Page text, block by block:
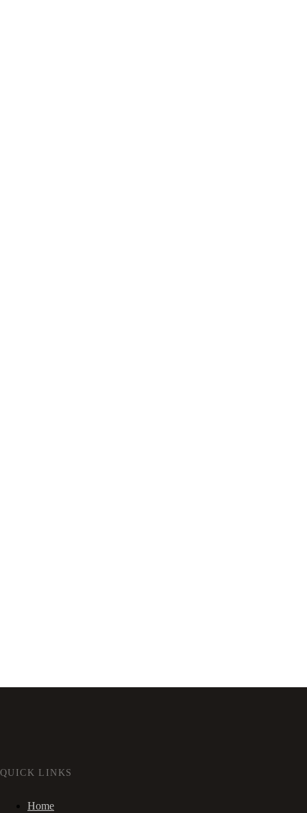
QUICK LINKS
Home